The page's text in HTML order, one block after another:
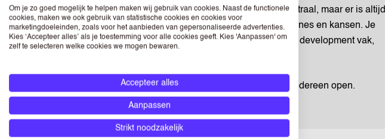
Zelfstandig werken en verantwoordelijkheid nemen staan centraal, maar er is altijd
ruimte om vragen te stellen en samen te sparren over campagnes en kansen. Je
krijgt de mogelijkheid je verder te ontwikkelen in het business development vak,
Wij geloven in gelijke kansen en onze vacatures staan voor iedereen open.
Om je zo goed mogelijk te helpen maken wij gebruik van cookies. Naast de functionele
cookies, maken we ook gebruik van statistische cookies en cookies voor
marketingdoeleinden, zoals voor het aanbieden van gepersonaliseerde advertenties.
Kies ‘Accepteer alles’ als je toestemming voor alle cookies geeft. Kies 'Aanpassen' om
zelf te selecteren welke cookies we mogen bewaren.
Accepteer alles
Aanpassen
Strikt noodzakelijk